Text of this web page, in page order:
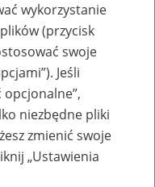
lub
pracy
wykorzystanie
(przycisk
swoje
Jeśli
opcjonalne”,
niezbędne pliki
zmienić swoje
„Ustawienia